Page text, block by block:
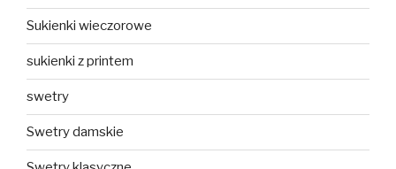
Sukienki wieczorowe
sukienki z printem
swetry
Swetry damskie